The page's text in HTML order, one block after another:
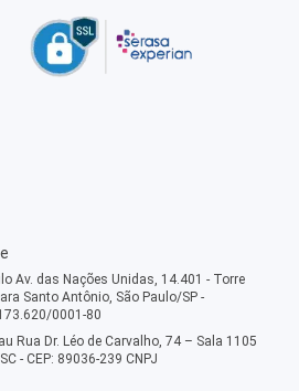
Av. das Nações Unidas, 14.401 - Torre
Santo Antônio, São Paulo/SP -
0001-80
Rua Dr. Léo de Carvalho, 74 – Sala 1105
- CEP: 89036-239 CNPJ